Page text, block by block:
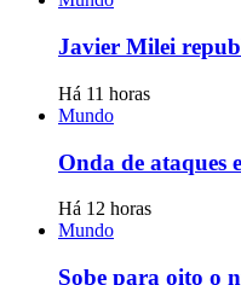
Javier Milei
Há 11 horas
Mundo
Onda de ataques
Há 12 horas
Mundo
Sobe para oito o